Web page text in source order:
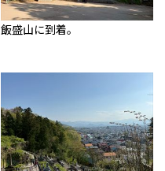
飯盛山に到着。